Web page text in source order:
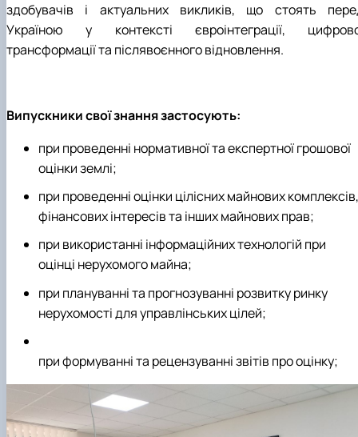
здобувачів і актуальних викликів, що стоять
Україною у контексті євроінтеграції,
трансформації та післявоєнного відновлення.
Випускники свої знання застосують:
при проведенні нормативної та експертної грошової
оцінки землі;
при проведенні оцінки цілісних майнових комплексів,
фінансових інтересів та інших майнових прав;
при використанні інформаційних технологій при
оцінці нерухомого майна;
при плануванні та прогнозуванні розвитку ринку
нерухомості для управлінських цілей;
при формуванні та рецензуванні звітів про оцінку;